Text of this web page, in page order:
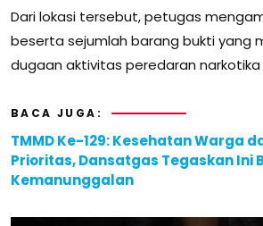
Dari lokasi tersebut, petugas
beserta sejumlah barang bukti yang
dugaan aktivitas peredaran narkotika
BACA JUGA:
TMMD Ke-129: Kesehatan Warga
Prioritas, Dansatgas Tegaskan Ini
Kemanunggalan